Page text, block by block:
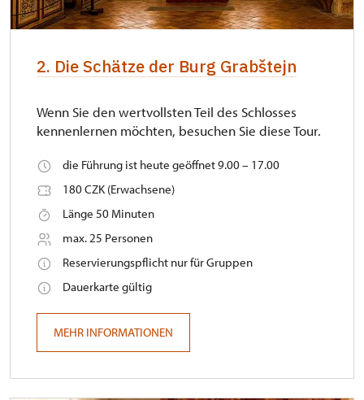
2. Die Schätze der Burg Grabštejn
Wenn Sie den wertvollsten Teil des Schlosses
kennenlernen möchten, besuchen Sie diese Tour.
die Führung ist heute geöffnet 9.00 – 17.00
180 CZK (Erwachsene)
Länge 50 Minuten
max. 25 Personen
Reservierungspflicht nur für Gruppen
Dauerkarte gültig
MEHR INFORMATIONEN